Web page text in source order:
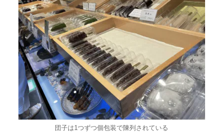
団子は1つずつ個包装で陳列されている